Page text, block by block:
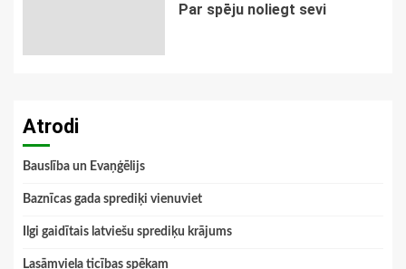
Par spēju noliegt sevi
Atrodi
Bauslība un Evaņģēlijs
Baznīcas gada sprediķi vienuviet
Ilgi gaidītais latviešu sprediķu krājums
Lasāmviela ticības spēkam